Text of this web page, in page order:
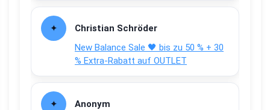
Christian Schröder
New Balance Sale 🖤 bis zu 50 % + 30
% Extra-Rabatt auf OUTLET
Anonym